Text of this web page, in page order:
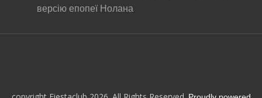
версію епопеї Нолана